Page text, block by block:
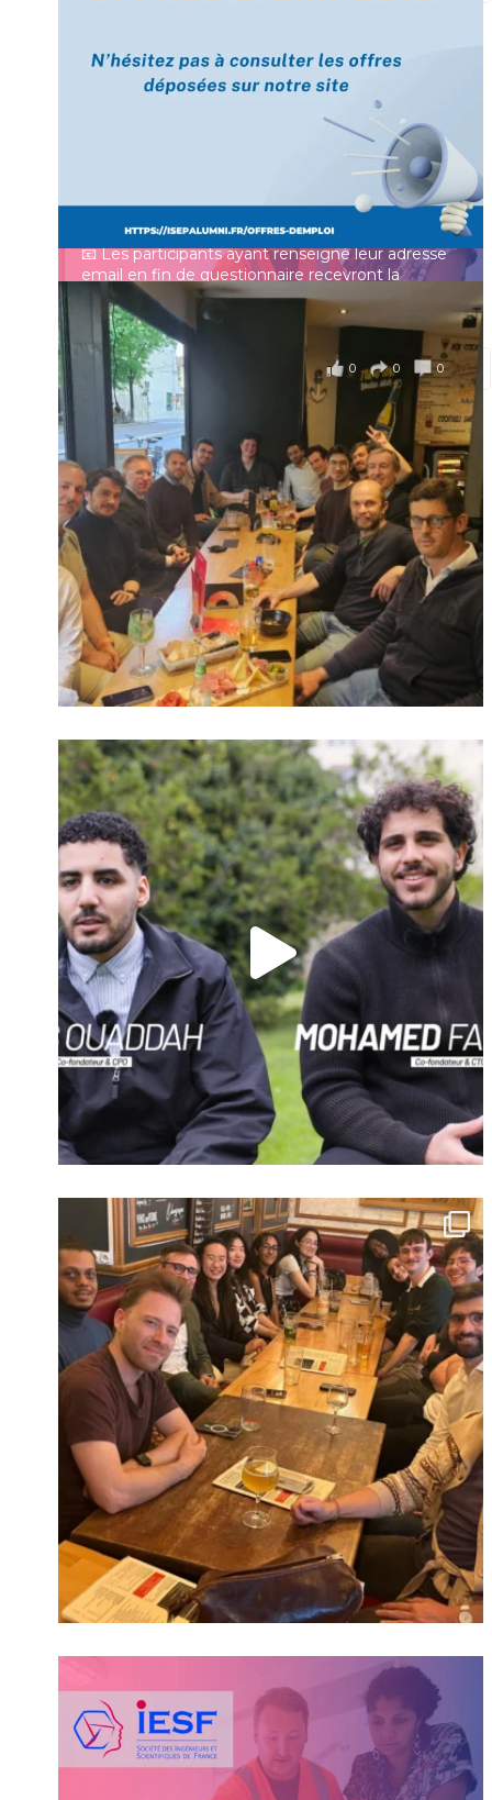
Charger plus Suivre sur Instagram
[Enquête IESF 2026] Top départ 🚀
👩‍🎓 Ingénieurs diplômés, vous avez jusqu’au 31
mai pour participer et faire entendre votre voix !
Depuis plus de 60 ans, cette enquête vise à établir
un panorama complet de la situation socio-
professionnelle des ingénieurs et scientifiques
français.
📧 Les participants ayant renseigné leur adresse
email en fin de questionnaire recevront la
synthèse des résultats...Voir plus
il y a 4 mois
0 0 0
Voir sur Facebook
Prénom
Mot de passe
Se souvenir de moi
Connexion
Identifiant oublié ?
Mot de passe
oublié ?